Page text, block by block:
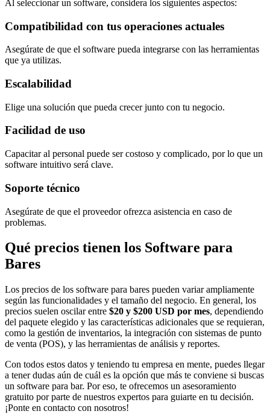
Al seleccionar un software, considera los siguientes aspectos:
Compatibilidad con tus operaciones actuales
Asegúrate de que el software pueda integrarse con las herramientas
que ya utilizas.
Escalabilidad
Elige una solución que pueda crecer junto con tu negocio.
Facilidad de uso
Capacitar al personal puede ser costoso y complicado, por lo que un
software intuitivo será clave.
Soporte técnico
Asegúrate de que el proveedor ofrezca asistencia en caso de
problemas.
Qué precios tienen los Software para
Bares
Los precios de los software para bares pueden variar ampliamente
según las funcionalidades y el tamaño del negocio. En general, los
precios suelen oscilar entre $20 y $200 USD por mes, dependiendo
del paquete elegido y las características adicionales que se requieran,
como la gestión de inventarios, la integración con sistemas de punto
de venta (POS), y las herramientas de análisis y reportes.
Con todos estos datos y teniendo tu empresa en mente, puedes llegar
a tener dudas aún de cuál es la opción que más te conviene si buscas
un software para bar. Por eso, te ofrecemos un asesoramiento
gratuito por parte de nuestros expertos para guiarte en tu decisión.
¡Ponte en contacto con nosotros!